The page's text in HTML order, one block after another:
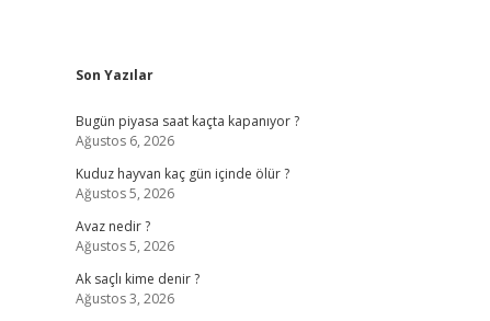
Sidebar
Son Yazılar
Bugün piyasa saat kaçta kapanıyor ?
Ağustos 6, 2026
Kuduz hayvan kaç gün içinde ölür ?
Ağustos 5, 2026
Avaz nedir ?
Ağustos 5, 2026
Ak saçlı kime denir ?
Ağustos 3, 2026